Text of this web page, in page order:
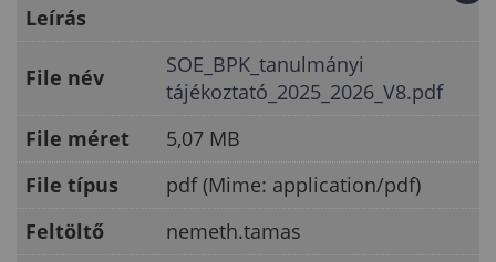
Leírás
File név
SOE_BPK_tanulmányi
tájékoztató_2025_2026_V8.pdf
File méret
5,07 MB
File típus
pdf (Mime: application/pdf)
Feltöltő
nemeth.tamas